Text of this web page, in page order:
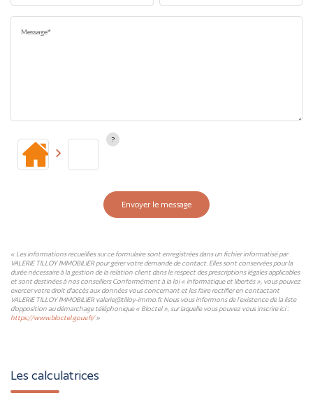
Message*
Envoyer le message
« Les informations recueillies sur ce formulaire sont enregistrées dans un fichier informatisé par
VALERIE TILLOY IMMOBILIER pour gérer votre demande de contact. Elles sont conservées pour la
durée nécessaire à la gestion de la relation client dans le respect des prescriptions légales applicables
et sont destinées à nos conseillers Conformément à la loi « informatique et libertés », vous pouvez
exercer votre droit d'accès aux données vous concernant et les faire rectifier en contactant
VALERIE TILLOY IMMOBILIER valerie@tilloy-immo.fr. Nous vous informons de l'existence de la liste
d'opposition au démarchage téléphonique « Bloctel », sur laquelle vous pouvez vous inscrire ici :
https://www.bloctel.gouv.fr/»
Les calculatrices